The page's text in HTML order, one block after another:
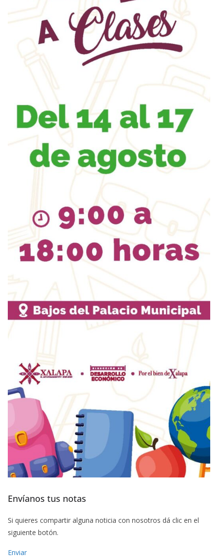
Envíanos tus notas
Si quieres compartir alguna noticia con nosotros dá clic en el
siguiente botón.
Enviar